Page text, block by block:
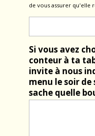
de vous assurer qu'elle
Si vous avez
conteur à ta
invite à nous
menu le soir
sache quelle